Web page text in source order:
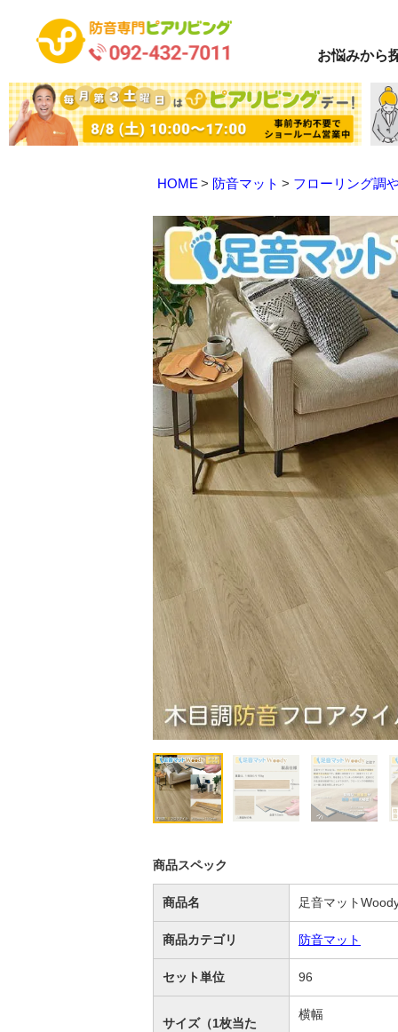
お悩みから
HOME 防音マット フローリング調
商品スペック
商品名 足音マット
商品カテゴリ 防音マット
セット単位 96
サイズ（1枚当た
横幅